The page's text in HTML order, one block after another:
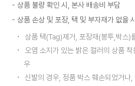
상품 불량 확인 시, 본사 배송비 부담
상품 손상 및 포장, 택 및 부자재가 없을
상품 택(Tag)제거, 포장재(봉투,박스)
오염 소지가 있는 밝은 컬러의 상품
우
신발의 경우, 정품 박스 훼손되었거나,